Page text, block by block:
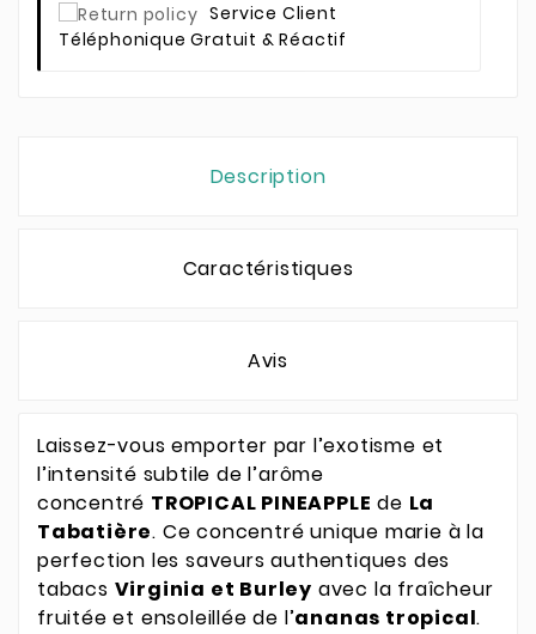
Service Client
Téléphonique Gratuit & Réactif
Description
Caractéristiques
Avis
Laissez-vous emporter par l’exotisme et
l’intensité subtile de l’arôme
concentré TROPICAL PINEAPPLE de La
Tabatière. Ce concentré unique marie à la
perfection les saveurs authentiques des
tabacs Virginia et Burley avec la fraîcheur
fruitée et ensoleillée de l’ananas tropical.